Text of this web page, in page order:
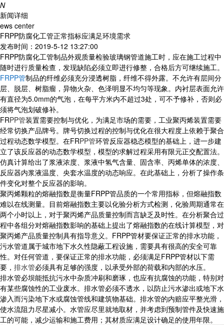
N
新闻详细
ews center
FRPP防腐化工管正常指标应满足环境需求
发布时间：2019-5-12 13:27:00
FRPP防腐化工管制品外观质量检验玻璃钢管道施工时，应在施工过程中
随时进行质量检查，发现缺陷必须立即进行修整，合格后方可继续施工。
FRPP管制品的纤维必须充分浸透树脂，纤维不得外露。不允许有层间分
层、脱层、树脂瘤，异物火杂、色泽明显不均匀等现象。内衬层表面允许
有直径为5.0mm的气泡，在每平方米内不超过3处，可不予修补，否则必
须将气泡划破修补。
FRPP管装置需要控制与优化，为满足市场的需要，工业聚丙烯装置需要
经常切换产品牌号。牌号切换过程的控制与优化在很大程度上依赖于聚合
过程动态数学模型。在FRPP管环管反应器稳态模型的基础上，进一步建
立了该反应器的动态数学模型，模型的求解过程采用有限元正交配置法。
仿真计算给出了浆液浓度、浆液中氢气含量、固含率、丙烯单体的浓度、
反应器内浆液温度、央套水温度的动态响应。在此基础上，分析了操作条
件变化对整个反应器的影响。
聚丙烯颗粒的熔融指数是衡量FRPP管品质的一个常用指标，但熔融指数
难以在线测量。目前熔融指数主要以化验分析方式检测，化验周期通常在
两个小时以上，对于聚丙烯产品质量控制而言缺乏及时性。在分析聚合过
程中各组分对熔融指数影响的基础上提出了熔融指数的在线计算模型，对
聚丙烯产品质量控制具有指导意义。FRPP管材要保证正常的排水功能，
污水管道属于城市地下水久性隐蔽工程设施，需要具有很高的安全可靠
性。对任何管道，要保证正常的排水功能，必须满足FRPP管材以下需
要， 排水管必须具有足够的强度，以承受外部的荷载和内部的水压。
排水管必坝能抵抗污水中杂质冲刷和磨琢，也应有抗腐蚀的功能，特别对
有某些腐蚀性的工业废水。排水管必须不透水，以防止污水渗出或地下水
渗入而污染地下水或腐蚀管线和建筑物基础。排水管的内赔应平整光滑，
使水流阻力尽星减小。水管应尽里就地取材，并考虑到预制管件及快速施
工的可能，减少运输和施工费用；其材质应满足设计确足的使用年限。